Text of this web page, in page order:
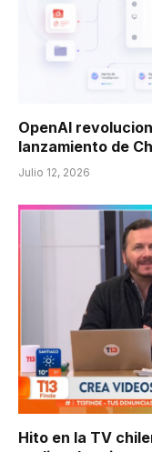
OpenAI
lanzamiento de
Julio 12, 2026
Hito en la TV